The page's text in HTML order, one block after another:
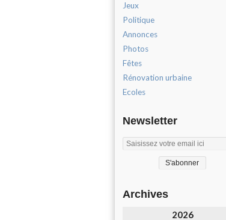
Jeux
Politique
Annonces
Photos
Fêtes
Rénovation urbaine
Ecoles
Newsletter
Archives
2026